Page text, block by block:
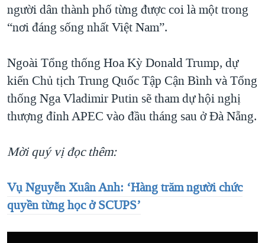
người dân thành phố từng được coi là một trong
“nơi đáng sống nhất Việt Nam”.
Ngoài Tổng thống Hoa Kỳ Donald Trump, dự
kiến Chủ tịch Trung Quốc Tập Cận Bình và Tổng
thống Nga Vladimir Putin sẽ tham dự hội nghị
thượng đỉnh APEC vào đầu tháng sau ở Đà Nẵng.
Mời quý vị đọc thêm:
Vụ Nguyễn Xuân Anh: ‘Hàng trăm người chức
quyền từng học ở SCUPS’